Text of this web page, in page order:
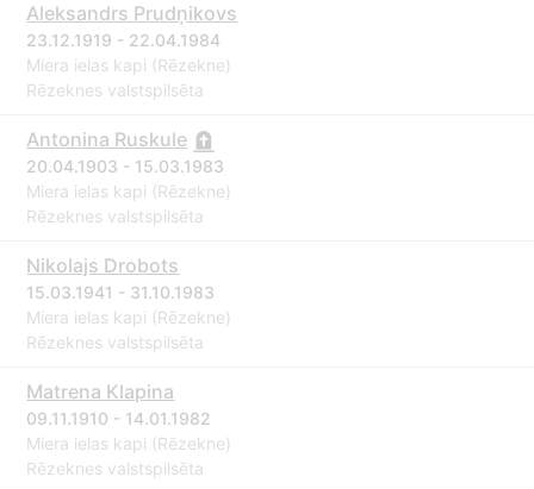
Aleksandrs Prudņikovs
23.12.1919 - 22.04.1984
Miera ielas kapi (Rēzekne)
Rēzeknes valstspilsēta
Antonina Ruskule
20.04.1903 - 15.03.1983
Miera ielas kapi (Rēzekne)
Rēzeknes valstspilsēta
Nikolajs Drobots
15.03.1941 - 31.10.1983
Miera ielas kapi (Rēzekne)
Rēzeknes valstspilsēta
Matrena Klapina
09.11.1910 - 14.01.1982
Miera ielas kapi (Rēzekne)
Rēzeknes valstspilsēta